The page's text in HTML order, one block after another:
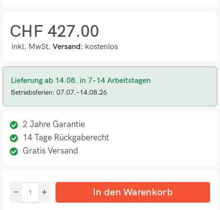
CHF 427.00
inkl. MwSt. Versand: kostenlos
Lieferung ab 14.08. in 7–14 Arbeitstagen
Betriebsferien: 07.07.–14.08.26
2 Jahre Garantie
14 Tage Rückgaberecht
Gratis Versand
In den Warenkorb